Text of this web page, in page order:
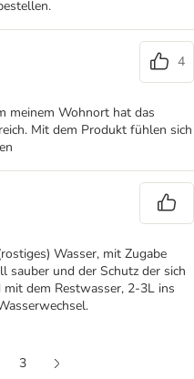
4
meinem Wohnort hat das
Mit dem Produkt fühlen sich
Wasser, mit Zugabe
sauber und der Schutz der sich
dem Restwasser, 2-3L ins
3